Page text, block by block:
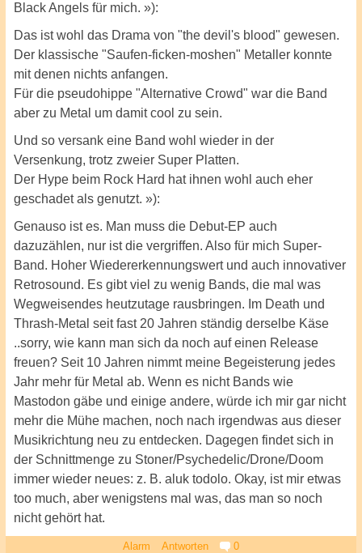
Black Angels für mich. »):
Das ist wohl das Drama von "the devil's blood" gewesen.
Der klassische "Saufen-ficken-moshen" Metaller konnte
mit denen nichts anfangen.
Für die pseudohippe "Alternative Crowd" war die Band
aber zu Metal um damit cool zu sein.
Und so versank eine Band wohl wieder in der
Versenkung, trotz zweier Super Platten.
Der Hype beim Rock Hard hat ihnen wohl auch eher
geschadet als genutzt. »):
Genauso ist es. Man muss die Debut-EP auch
dazuzählen, nur ist die vergriffen. Also für mich Super-
Band. Hoher Wiedererkennungswert und auch innovativer
Retrosound. Es gibt viel zu wenig Bands, die mal was
Wegweisendes heutzutage rausbringen. Im Death und
Thrash-Metal seit fast 20 Jahren ständig derselbe Käse
..sorry, wie kann man sich da noch auf einen Release
freuen? Seit 10 Jahren nimmt meine Begeisterung jedes
Jahr mehr für Metal ab. Wenn es nicht Bands wie
Mastodon gäbe und einige andere, würde ich mir gar nicht
mehr die Mühe machen, noch nach irgendwas aus dieser
Musikrichtung neu zu entdecken. Dagegen findet sich in
der Schnittmenge zu Stoner/Psychedelic/Drone/Doom
immer wieder neues: z. B. aluk todolo. Okay, ist mir etwas
too much, aber wenigstens mal was, das man so noch
nicht gehört hat.
Alarm Antworten 0